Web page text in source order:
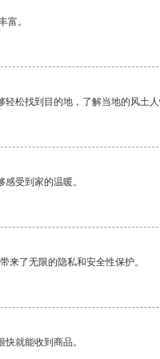
富。
松找到目的地，了解当地的风土
受到家的温暖。
来了无限的隐私和安全性保护。
就能收到商品。